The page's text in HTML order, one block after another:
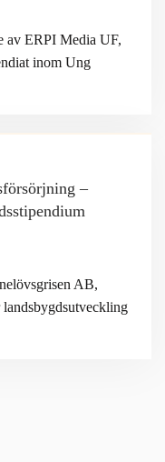
av ERPI Media UF,
inom Ung
–
AB,